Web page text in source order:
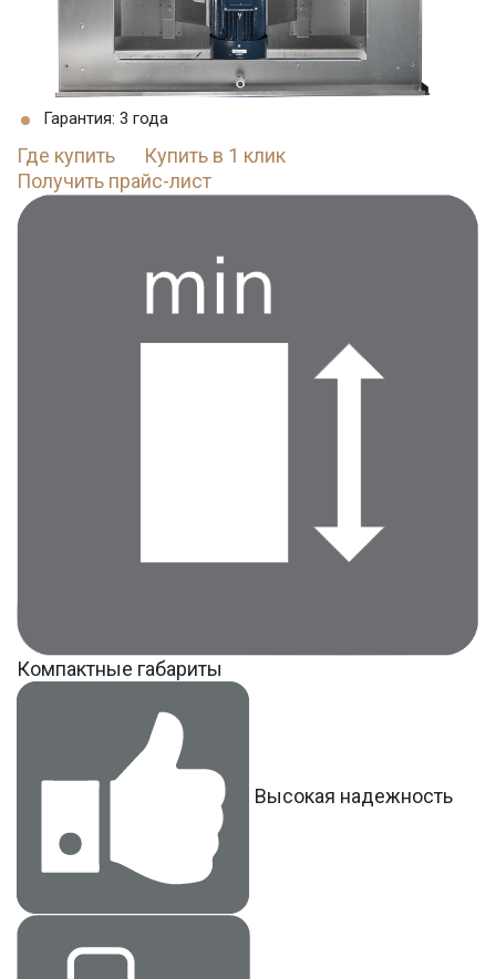
Гарантия: 3 года
Где купить
Купить в 1 клик
Получить прайс-лист
Компактные габариты
Высокая надежность